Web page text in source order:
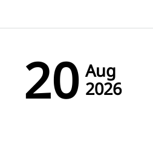
20 Aug
2026